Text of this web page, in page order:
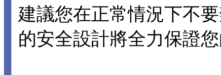
建議您在正常情況下不
的安全設計將全力保證